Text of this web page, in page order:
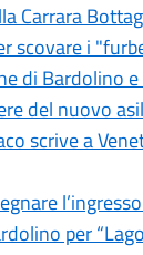
Carrara
scovare i
di Bardolino
del nuovo
scrive a
per